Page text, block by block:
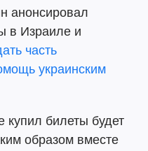
анонсировал
в Израиле и
часть
украинским
купил билеты будет
образом вместе